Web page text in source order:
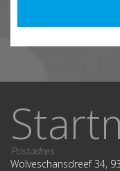
Postadres
Wolveschansdreef 34,